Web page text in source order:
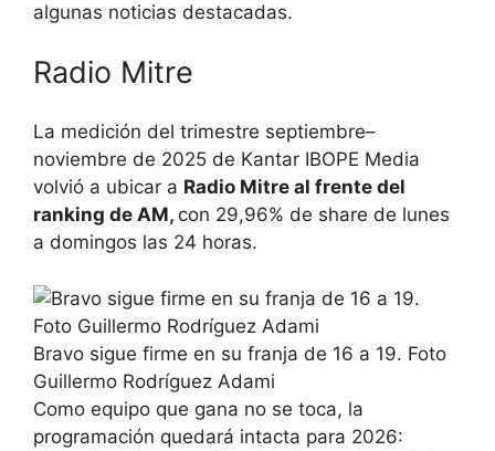
algunas noticias destacadas.
Radio Mitre
La medición del trimestre septiembre–
noviembre de 2025 de Kantar IBOPE Media
volvió a ubicar a Radio Mitre al frente del
ranking de AM, con 29,96% de share de lunes
a domingos las 24 horas.
Bravo sigue firme en su franja de 16 a 19. Foto
Guillermo Rodríguez Adami
Como equipo que gana no se toca, la
programación quedará intacta para 2026: